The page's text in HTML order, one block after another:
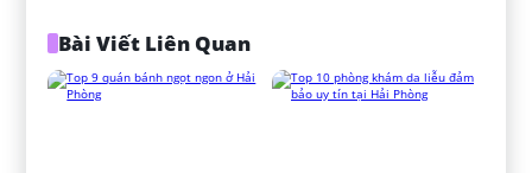
Bài Viết Liên Quan